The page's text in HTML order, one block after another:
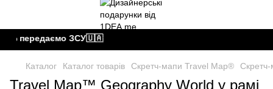
передаємо ЗСУ🇺🇦
Каталог Каталог товарів Скретч-мапи Travel Map®
Travel Map™ Geography World у рамі